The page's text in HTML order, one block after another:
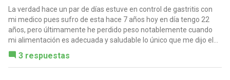
La verdad hace un par de días estuve en control de gastritis con
mi medico pues sufro de esta hace 7 años hoy en día tengo 22
años, pero últimamente he perdido peso notablemente cuando
mi alimentación es adecuada y saludable lo único que me dijo el...
3 respuestas